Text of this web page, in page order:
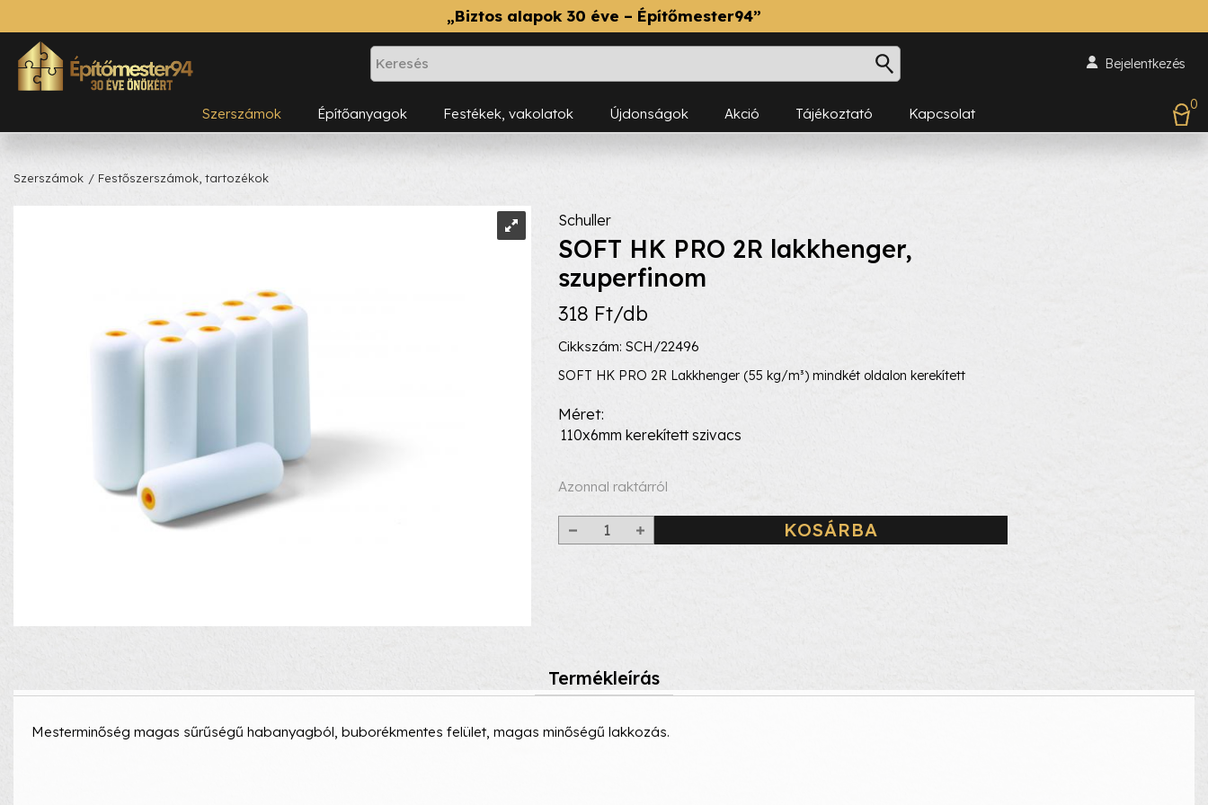
„Biztos alapok 30 éve – Építőmester94”
Bejelentkezés
Szerszámok Építőanyagok Festékek, vakolatok Újdonságok Akció Tájékoztató Kapcsolat
0
Szerszámok / Festőszerszámok, tartozékok
Schuller
SOFT HK PRO 2R lakkhenger,
szuperfinom
318 Ft/db
Cikkszám: SCH/22496
SOFT HK PRO 2R Lakkhenger (55 kg/m³) mindkét oldalon kerekített
Méret
110x6mm kerekített szivacs
Azonnal raktárról
KOSÁRBA
Termékleírás
Mesterminőség magas sűrűségű habanyagból, buborékmentes felület, magas minőségű lakkozás.